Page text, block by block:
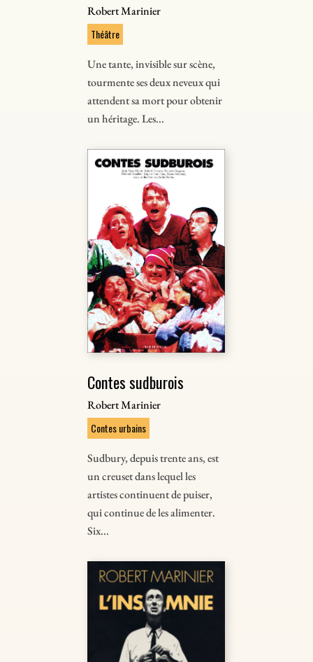
Robert Marinier
Théâtre
Une tante, invisible sur scène,
tourmente ses deux neveux qui
attendent sa mort pour obtenir
un héritage. Les...
Contes sudburois
Robert Marinier
Contes urbains
Sudbury, depuis trente ans, est
un creuset dans lequel les
artistes continuent de puiser,
qui continue de les alimenter.
Six...